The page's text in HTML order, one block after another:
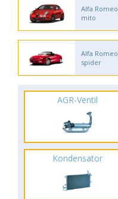
Alfa Romeo
mito
Alfa Romeo
spider
AGR-Ventil
Kondensator